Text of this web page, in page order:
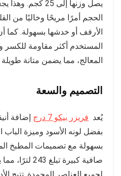
يصل وزنها إلى 25
الحجم أمرًا مريحًا وخاليًا من
الأرفف أو خدشها بسهولة. كما
المستخدم أكثر مقاومة للكسر
المعالج، مما يضمن متانة طويلة
التصميم والسعة
يُعد فريزر بيكو 7 درج
إضافة
بفضل لونه الأسود وميزة
بسهولة مع تصميمات المطبخ
صافية كبيرة